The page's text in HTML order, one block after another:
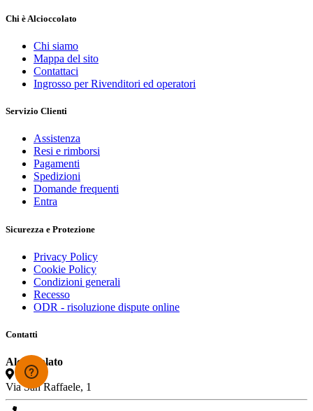
Chi è Alcioccolato
Chi siamo
Mappa del sito
Contattaci
Ingrosso per Rivenditori ed operatori
Servizio Clienti
Assistenza
Resi e rimborsi
Pagamenti
Spedizioni
Domande frequenti
Entra
Sicurezza e Protezione
Privacy Policy
Cookie Policy
Condizioni generali
Recesso
ODR - risoluzione dispute online
Contatti
Alcioccolato
Via San Raffaele, 1